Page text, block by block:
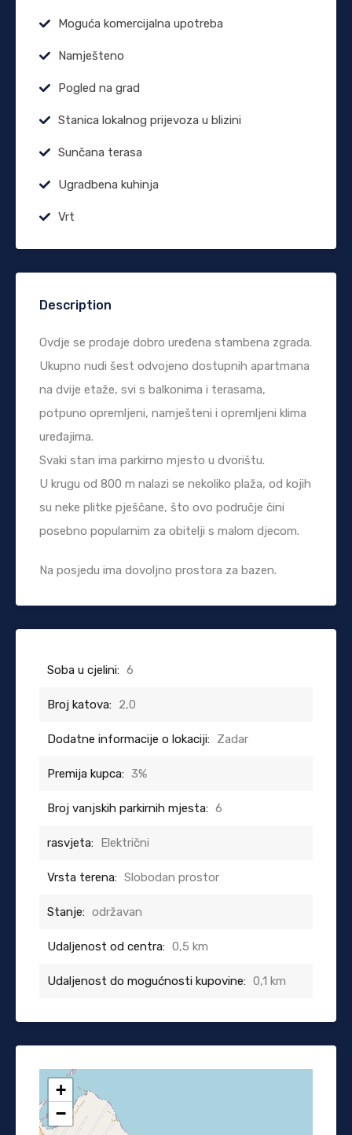
Moguća komercijalna upotreba
Namješteno
Pogled na grad
Stanica lokalnog prijevoza u blizini
Sunčana terasa
Ugradbena kuhinja
Vrt
Description
Ovdje se prodaje dobro uređena stambena zgrada.
Ukupno nudi šest odvojeno dostupnih apartmana
na dvije etaže, svi s balkonima i terasama,
potpuno opremljeni, namješteni i opremljeni klima
uređajima.
Svaki stan ima parkirno mjesto u dvorištu.
U krugu od 800 m nalazi se nekoliko plaža, od kojih
su neke plitke pješčane, što ovo područje čini
posebno popularnim za obitelji s malom djecom.
Na posjedu ima dovoljno prostora za bazen.
Soba u cjelini: 6
Broj katova: 2,0
Dodatne informacije o lokaciji: Zadar
Premija kupca: 3%
Broj vanjskih parkirnih mjesta: 6
rasvjeta: Električni
Vrsta terena: Slobodan prostor
Stanje: održavan
Udaljenost od centra: 0,5 km
Udaljenost do mogućnosti kupovine: 0,1 km
+
−